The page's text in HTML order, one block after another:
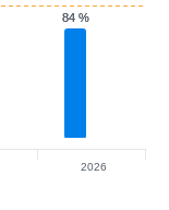
84 %
84 %
2026